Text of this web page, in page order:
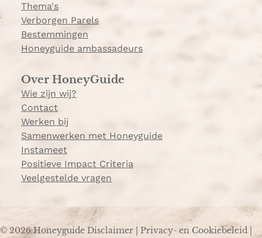
Thema's
Verborgen Parels
Bestemmingen
Honeyguide ambassadeurs
Over HoneyGuide
Wie zijn wij?
Contact
Werken bij
Samenwerken met Honeyguide
Instameet
Positieve Impact Criteria
Veelgestelde vragen
© 2026 Honeyguide Disclaimer Privacy- en Cookiebeleid